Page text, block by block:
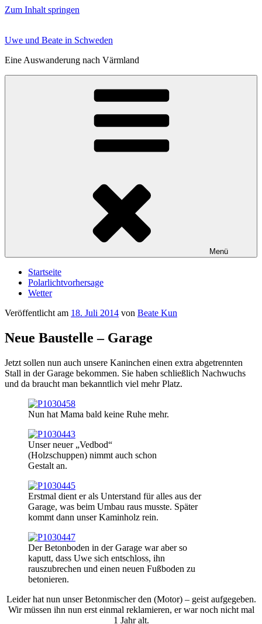
Zum Inhalt springen
Uwe und Beate in Schweden
Eine Auswanderung nach Värmland
Menü
Startseite
Polarlichtvorhersage
Wetter
Veröffentlicht am 18. Juli 2014 von Beate Kun
Neue Baustelle – Garage
Jetzt sollen nun auch unsere Kaninchen einen extra abgetrennten
Stall in der Garage bekommen. Sie haben schließlich Nachwuchs
und da braucht man bekanntlich viel mehr Platz.
Nun hat Mama bald keine Ruhe mehr.
Unser neuer „Vedbod“
(Holzschuppen) nimmt auch schon
Gestalt an.
Erstmal dient er als Unterstand für alles aus der
Garage, was beim Umbau raus musste. Später
kommt dann unser Kaminholz rein.
Der Betonboden in der Garage war aber so
kaputt, dass Uwe sich entschloss, ihn
rauszubrechen und einen neuen Fußboden zu
betonieren.
Leider hat nun unser Betonmischer den (Motor) – geist aufgegeben.
Wir müssen ihn nun erst einmal reklamieren, er war noch nicht mal
1 Jahr alt.